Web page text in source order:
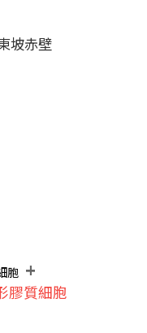
坡赤壁
+
膠質細胞